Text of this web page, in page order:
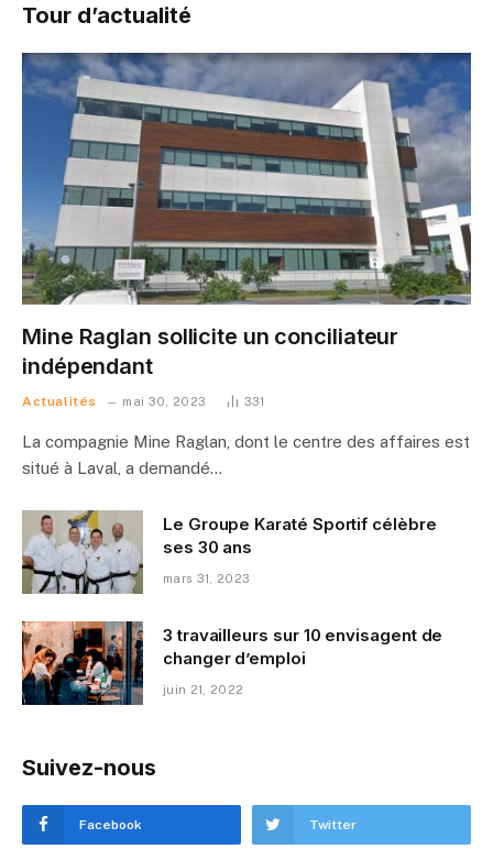
Tour d’actualité
Mine Raglan sollicite un conciliateur
indépendant
Actualités mai 30, 2023 331
La compagnie Mine Raglan, dont le centre des affaires est
situé à Laval, a demandé…
Le Groupe Karaté Sportif célèbre
ses 30 ans
mars 31, 2023
3 travailleurs sur 10 envisagent de
changer d’emploi
juin 21, 2022
Suivez-nous
Facebook Twitter